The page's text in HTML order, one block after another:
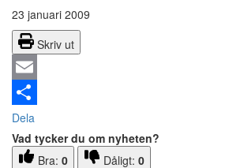
23 januari 2009
Skriv ut
Email
Dela
Vad tycker du om nyheten?
Bra: 0 Dåligt: 0